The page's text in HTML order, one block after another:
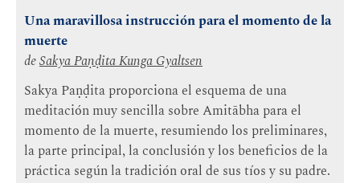
Una maravillosa instrucción para el momento de la
muerte
deSakya Paṇḍita Kunga Gyaltsen
Sakya Paṇḍita proporciona el esquema de una
meditación muy sencilla sobre Amitābha para el
momento de la muerte, resumiendo los preliminares,
la parte principal, la conclusión y los beneficios de la
práctica según la tradición oral de sus tíos y su padre.